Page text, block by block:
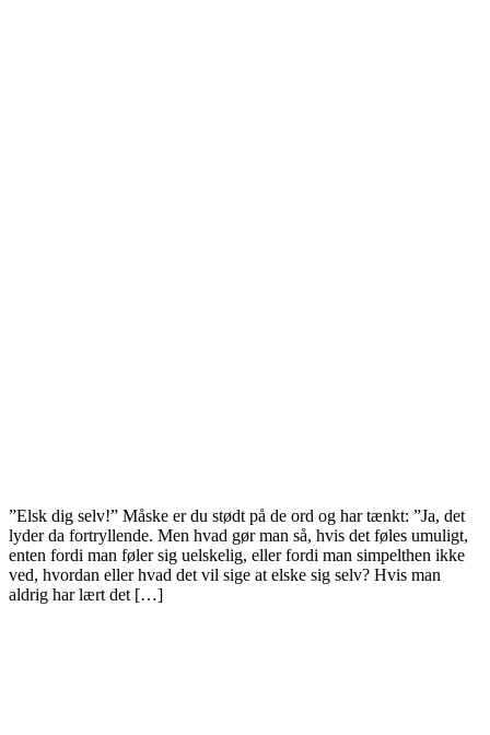
”Elsk dig selv!” Måske er du stødt på de ord og har tænkt: ”Ja, det
lyder da fortryllende. Men hvad gør man så, hvis det føles umuligt,
enten fordi man føler sig uelskelig, eller fordi man simpelthen ikke
ved, hvordan eller hvad det vil sige at elske sig selv? Hvis man
aldrig har lært det […]